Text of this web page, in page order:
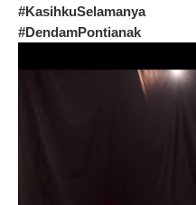
#DendamPontianak